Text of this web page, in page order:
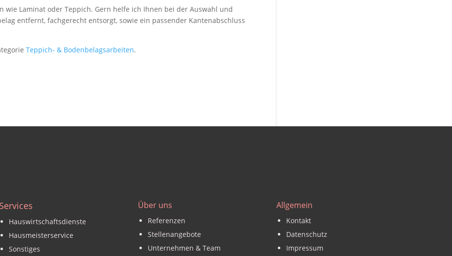
wie Laminat oder Teppich. Gern helfe ich Ihnen bei der Auswahl und
entfernt, fachgerecht entsorgt, sowie ein passender Kantenabschluss
Teppich- & Bodenbelagsarbeiten.
Services
Hauswirtschaftsdienste
Hausmeisterservice
Sonstiges
Über uns
Referenzen
Stellenangebote
Unternehmen & Team
Allgemein
Kontakt
Datenschutz
Impressum